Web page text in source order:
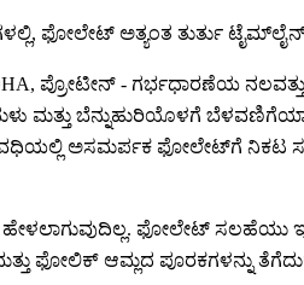
ಫೋಲೇಟ್ ಅತ್ಯಂತ ತುರ್ತು
DHA, ಪ್ರೋಟೀನ್ - ಗರ್ಭಧಾರಣೆಯ
ಮತ್ತು ಬೆನ್ನುಹುರಿಯೊಳಗೆ
ಅಸಮರ್ಪಕ ಫೋಲೇಟ್‌ಗೆ ನಿಕಟ
ಫೋಲೇಟ್ ಸಲಹೆಯು
ಫೋಲಿಕ್ ಆಮ್ಲದ ಪೂರಕಗಳನ್ನು